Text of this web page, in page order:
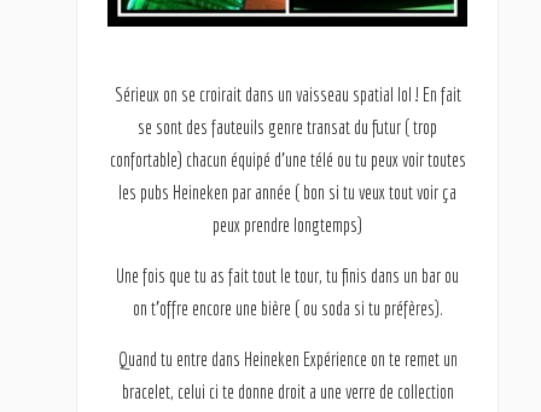
Sérieux on se croirait dans un vaisseau spatial lol ! En fait
se sont des fauteuils genre transat du futur ( trop
confortable) chacun équipé d’une télé ou tu peux voir toutes
les pubs Heineken par année ( bon si tu veux tout voir ça
peux prendre longtemps)
Une fois que tu as fait tout le tour, tu finis dans un bar ou
on t’offre encore une bière ( ou soda si tu préfères).
Quand tu entre dans Heineken Expérience on te remet un
bracelet, celui ci te donne droit a une verre de collection